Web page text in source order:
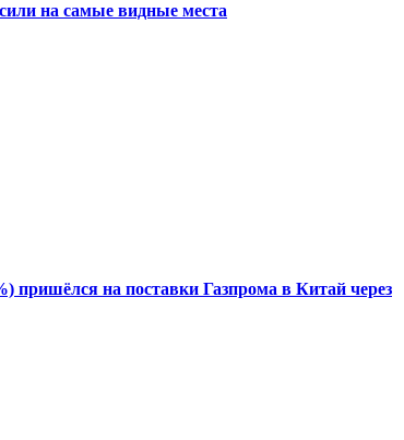
на самые видные места
пришёлся на поставки Газпрома в Китай через